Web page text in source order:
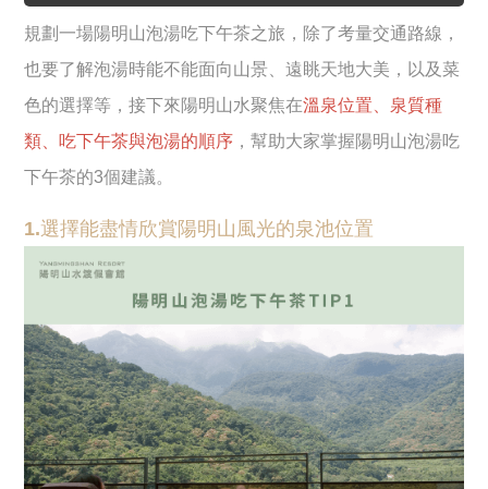
規劃一場陽明山泡湯吃下午茶之旅，除了考量交通路線，
也要了解泡湯時能不能面向山景、遠眺天地大美，以及菜
色的選擇等，接下來陽明山水聚焦在溫泉位置、泉質種
類、吃下午茶與泡湯的順序 ，幫助大家掌握陽明山泡湯吃
下午茶的3個建議。
1.選擇能盡情欣賞陽明山風光的泉池位置